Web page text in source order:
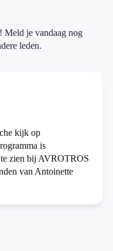
Meld je vandaag nog
leden.
kijk op
is
zien bij AVROTROS
van Antoinette